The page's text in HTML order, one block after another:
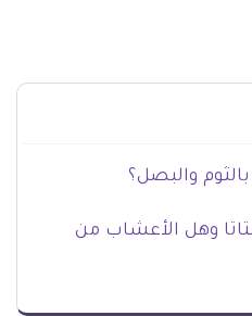
والبصل؟
وهل الأعشاب من